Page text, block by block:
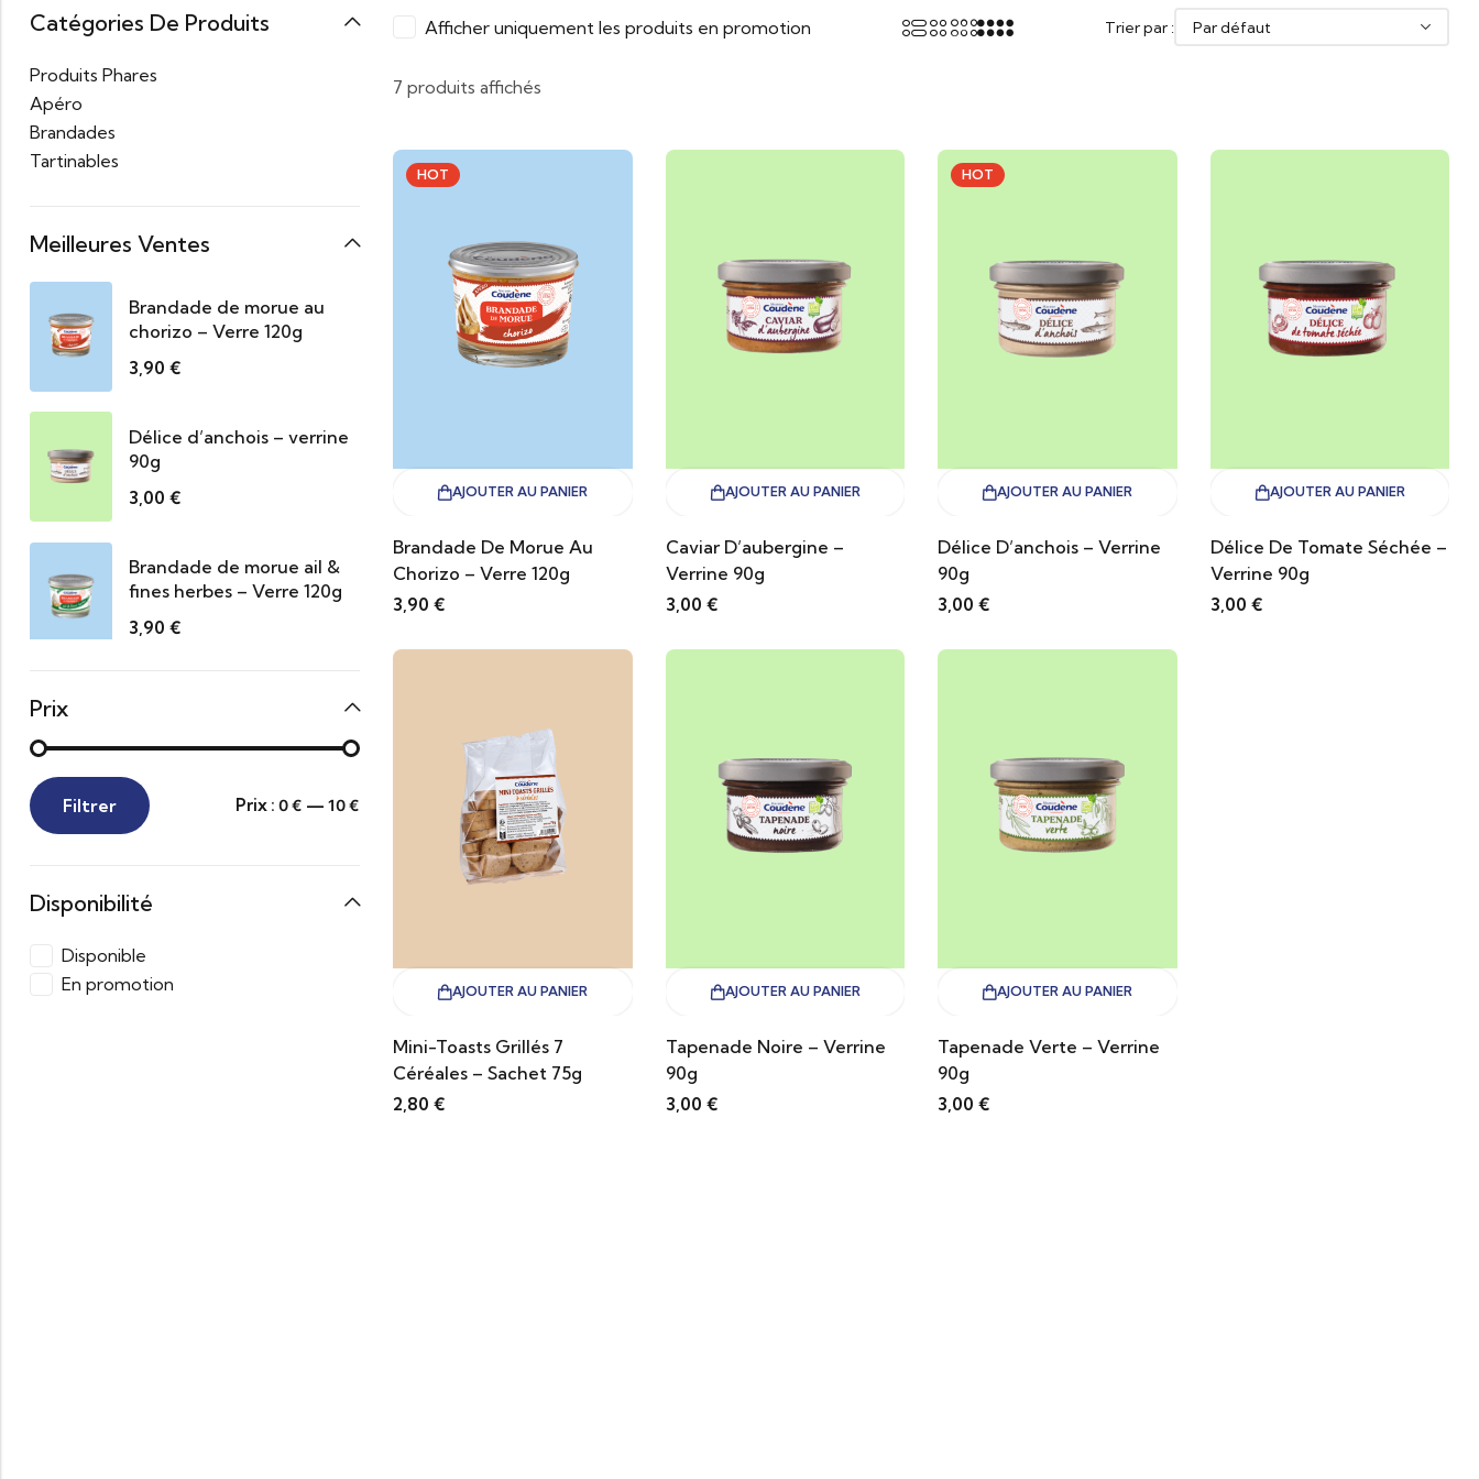
Afficher uniquement les produits en promotion Trier par :
7 produits affichés
HOT
AJOUTER AU PANIER
Brandade De Morue Au
Chorizo – Verre 120g
3,90 €
AJOUTER AU PANIER
Caviar D’aubergine –
Verrine 90g
3,00 €
HOT
AJOUTER AU PANIER
Délice D’anchois – Verrine
90g
3,00 €
AJOUTER AU PANIER
Délice De Tomate Séchée –
Verrine 90g
3,00 €
AJOUTER AU PANIER
Mini-Toasts Grillés 7
Céréales – Sachet 75g
2,80 €
AJOUTER AU PANIER
Tapenade Noire – Verrine
90g
3,00 €
AJOUTER AU PANIER
Tapenade Verte – Verrine
90g
3,00 €
Catégories De Produits
Produits Phares
Apéro
Brandades
Tartinables
Meilleures Ventes
Brandade de morue au
chorizo – Verre 120g
3,90 €
Délice d’anchois – verrine
90g
3,00 €
Brandade de morue ail &
fines herbes – Verre 120g
3,90 €
Prix
Filtrer Prix : 0 € — 10 €
Disponibilité
Disponible
En promotion